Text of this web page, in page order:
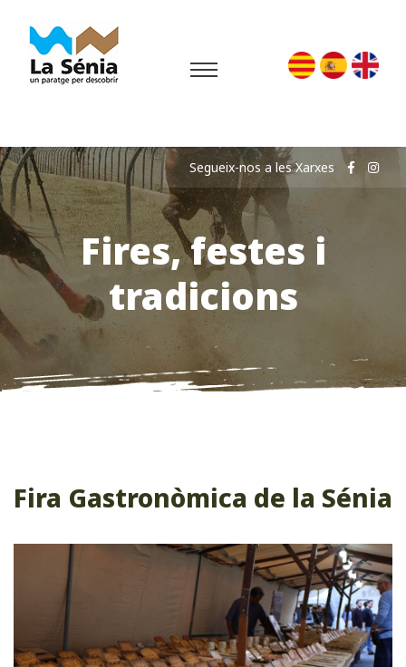
Fires, festes i
tradicions
Segueix-nos a les Xarxes
Fira Gastronòmica de la Sénia